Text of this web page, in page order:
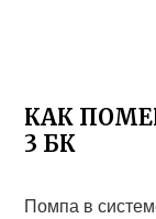
КАК
3 БК
Помпа в